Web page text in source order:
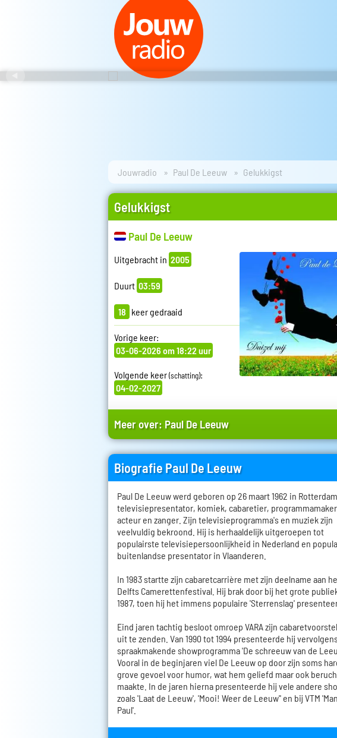
Jouwradio Paul De Leeuw Gelukkigst
Gelukkigst
Paul De Leeuw
Uitgebracht in 2005
Duurt 03:59
18 keer gedraaid
Vorige keer:
03-06-2026 om 18:22 uur
Volgende keer(schatting):
04-02-2027
Meer over: Paul De Leeuw
Biografie Paul De Leeuw
Paul De Leeuw werd geboren op 26 maart 1962 in
televisiepresentator, komiek, cabaretier,
acteur en zanger. Zijn televisieprogramma's en muziek zijn
veelvuldig bekroond. Hij is herhaaldelijk uitgeroepen tot
populairste televisiepersoonlijkheid in Nederland en
buitenlandse presentator in Vlaanderen.
In 1983 startte zijn cabaretcarrière met zijn deelname aan
Delfts Camerettenfestival. Hij brak door bij het grote
1987, toen hij het immens populaire 'Sterrenslag'
Eind jaren tachtig besloot omroep VARA zijn
uit te zenden. Van 1990 tot 1994 presenteerde hij
spraakmakende showprogramma 'De schreeuw van de
Vooral in de beginjaren viel De Leeuw op door zijn soms
grove gevoel voor humor, wat hem geliefd maar ook
maakte. In de jaren hierna presenteerde hij vele andere
zoals 'Laat de Leeuw', 'Mooi! Weer de Leeuw'' en bij VTM
Paul'.